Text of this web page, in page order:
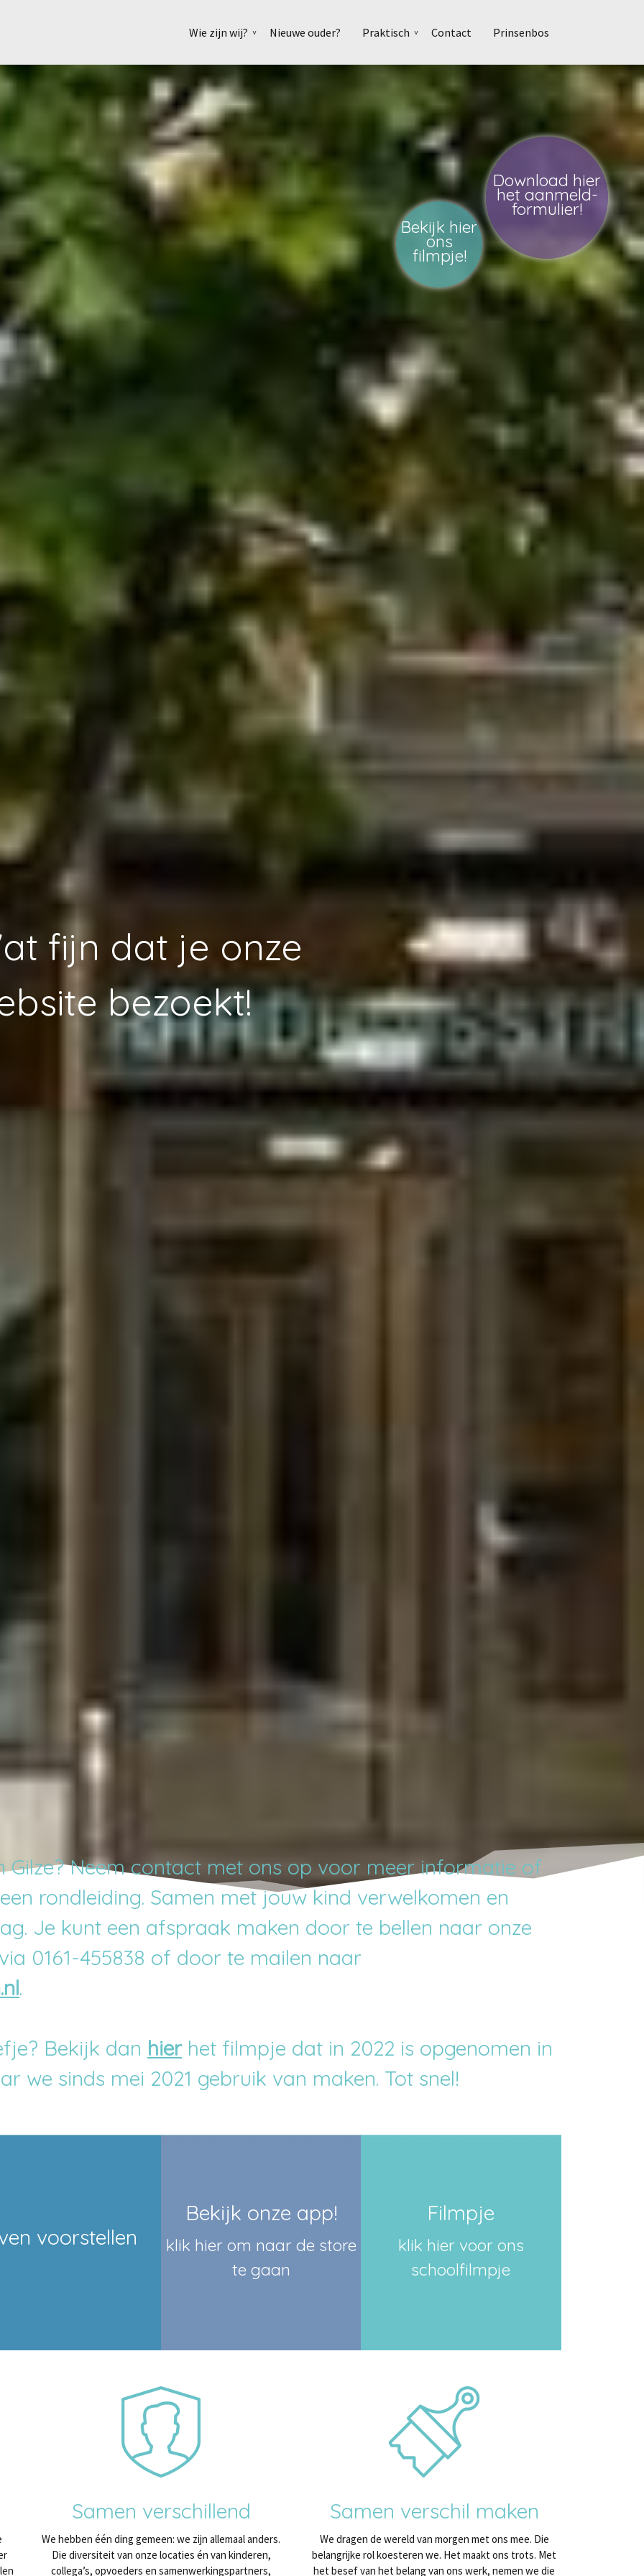
Wie zijn wij? Nieuwe ouder? Praktisch Contact Prinsenbos
fijn dat je onze
bezoekt!
Download hier
het aanmeld-
formulier!
Bekijk hier
ons
filmpje!
Gilze? Neem contact met ons op voor meer informatie of
rondleiding. Samen met jouw kind verwelkomen en
Je kunt een afspraak maken door te bellen naar onze
0161-455838 of door te mailen naar
.
Bekijk dan hier het filmpje dat in 2022 is opgenomen in
we sinds mei 2021 gebruik van maken. Tot snel!
voorstellen
Bekijk onze app!
klik hier om naar de store
te gaan
Filmpje
klik hier voor ons
schoolfilmpje
Samen verschillend
We hebben één ding gemeen: we zijn allemaal anders.
Die diversiteit van onze locaties én van kinderen,
collega’s, opvoeders en samenwerkingspartners,
Samen verschil maken
We dragen de wereld van morgen met ons mee. Die
belangrijke rol koesteren we. Het maakt ons trots. Met
het besef van het belang van ons werk, nemen we die